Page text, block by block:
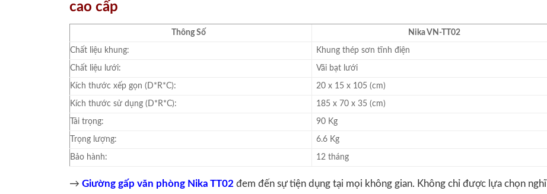
cao cấp
Thông Số Nika VN-TT02
Chất liệu khung: Khung thép sơn tĩnh điện
Chất liệu lưới: Vãi bạt lưới
Kích thước xếp gọn (D*R*C): 20 x 15 x 105 (cm)
Kích thước sử dụng (D*R*C): 185 x 70 x 35 (cm)
Tải trọng: 90 Kg
Trọng lượng: 6.6 Kg
Bảo hành: 12 tháng
→ Giường gấp văn phòng Nika TT02 đem đến sự tiện dụng tại mọi không gian. Không chỉ được lựa chọn nghĩ